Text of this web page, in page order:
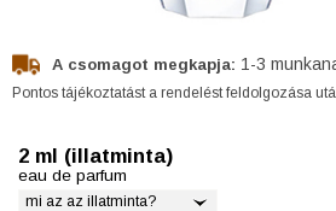
A csomagot megkapja: 1-3
Pontos tájékoztatást a rendelést feldolgozása
2 ml (illatminta)
eau de parfum
mi az az illatminta?